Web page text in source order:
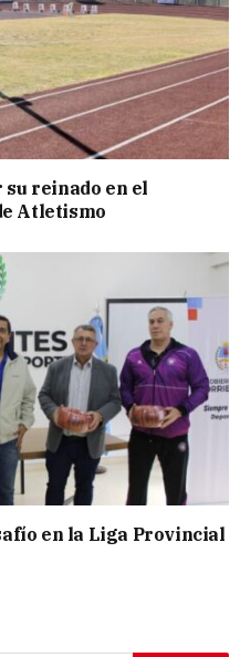
reinado en el
Atletismo
en la Liga Provincial